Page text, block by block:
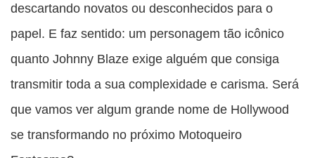
descartando novatos ou desconhecidos para o
papel. E faz sentido: um personagem tão icônico
quanto Johnny Blaze exige alguém que consiga
transmitir toda a sua complexidade e carisma. Será
que vamos ver algum grande nome de Hollywood
se transformando no próximo Motoqueiro